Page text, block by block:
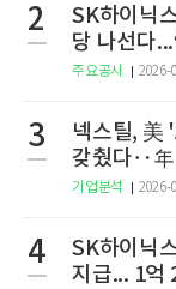
2
SK하이닉
당 나선다
개”
주요공시 2026-
3
넥스틸, 美
갖췄다‥年
기업분석 2026-
4
SK하이닉
지급... 1억